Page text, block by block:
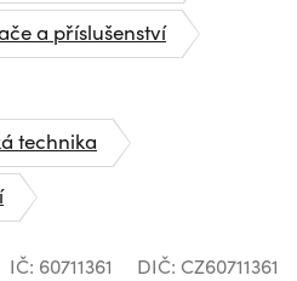
a příslušenství
technika
IČ: 60711361 DIČ: CZ60711361